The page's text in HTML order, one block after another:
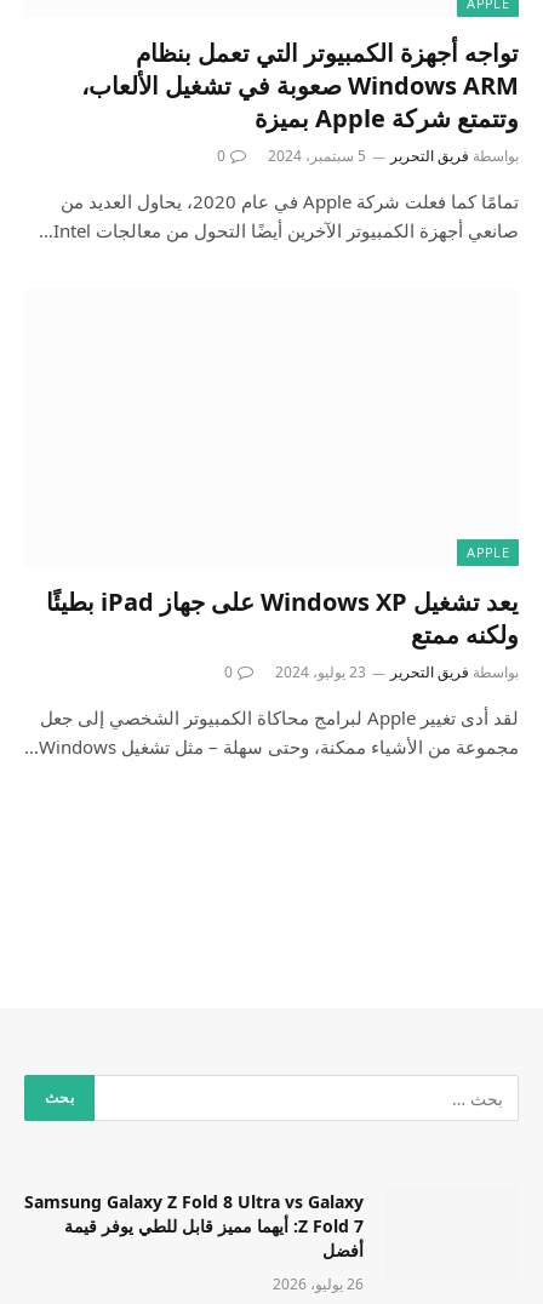
تواجه أجهزة الكمبيوتر التي تعمل بنظام
Windows ARM صعوبة في تشغيل الألعاب،
وتتمتع شركة Apple بميزة
بواسطة فريق التحرير 5 سبتمبر، 2024 0
تمامًا كما فعلت شركة Apple في عام 2020، يحاول العديد من
صانعي أجهزة الكمبيوتر الآخرين أيضًا التحول من معالجات Intel…
APPLE
يعد تشغيل Windows XP على جهاز iPad بطيئًا
ولكنه ممتع
بواسطة فريق التحرير 23 يوليو، 2024 0
لقد أدى تغيير Apple لبرامج محاكاة الكمبيوتر الشخصي إلى جعل
مجموعة من الأشياء ممكنة، وحتى سهلة – مثل تشغيل Windows…
Samsung Galaxy Z Fold 8 Ultra vs Galaxy
Z Fold 7: أيهما مميز قابل للطي يوفر قيمة
أفضل
26 يوليو، 2026